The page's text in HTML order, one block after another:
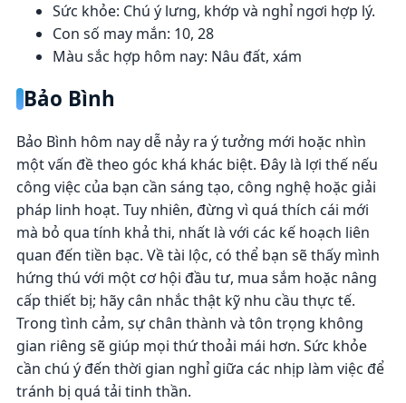
Sức khỏe: Chú ý lưng, khớp và nghỉ ngơi hợp lý.
Con số may mắn: 10, 28
Màu sắc hợp hôm nay: Nâu đất, xám
Bảo Bình
Bảo Bình hôm nay dễ nảy ra ý tưởng mới hoặc nhìn
một vấn đề theo góc khá khác biệt. Đây là lợi thế nếu
công việc của bạn cần sáng tạo, công nghệ hoặc giải
pháp linh hoạt. Tuy nhiên, đừng vì quá thích cái mới
mà bỏ qua tính khả thi, nhất là với các kế hoạch liên
quan đến tiền bạc. Về tài lộc, có thể bạn sẽ thấy mình
hứng thú với một cơ hội đầu tư, mua sắm hoặc nâng
cấp thiết bị; hãy cân nhắc thật kỹ nhu cầu thực tế.
Trong tình cảm, sự chân thành và tôn trọng không
gian riêng sẽ giúp mọi thứ thoải mái hơn. Sức khỏe
cần chú ý đến thời gian nghỉ giữa các nhịp làm việc để
tránh bị quá tải tinh thần.